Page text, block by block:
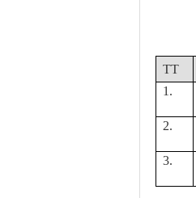
TT
1.
2.
3.